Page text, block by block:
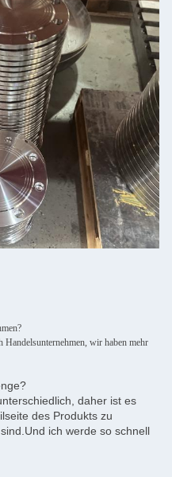
wir haben mehr
daher ist es
des Produkts zu
ich werde so schnell